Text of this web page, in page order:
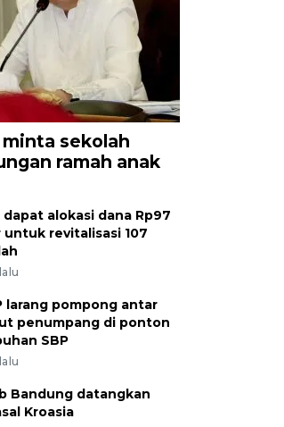
sekolah
ramah anak
dapat alokasi dana Rp97
untuk revitalisasi 107
larang pompong antar
penumpang di ponton
SBP
Bandung datangkan
Kroasia